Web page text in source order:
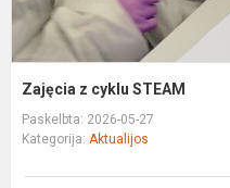
Zajęcia z cyklu STEAM
Paskelbta: 2026-05-27
Kategorija: Aktualijos